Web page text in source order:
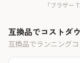
「ブラザー
互換品でコストダ
互換品でランニング